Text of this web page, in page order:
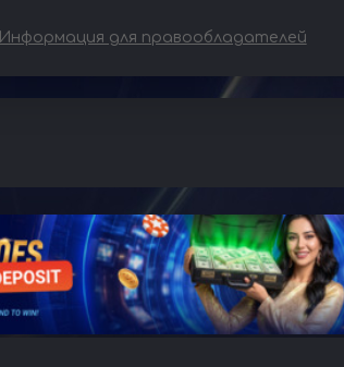
Информация для правообладателей